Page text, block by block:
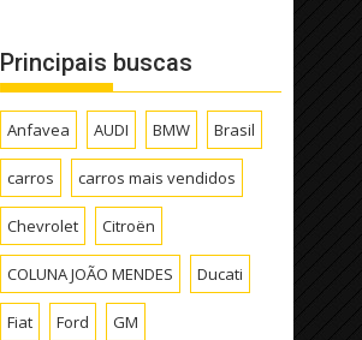
Principais buscas
Anfavea AUDI BMW Brasil
carros carros mais vendidos
Chevrolet Citroën
COLUNA JOÃO MENDES Ducati
Fiat Ford GM